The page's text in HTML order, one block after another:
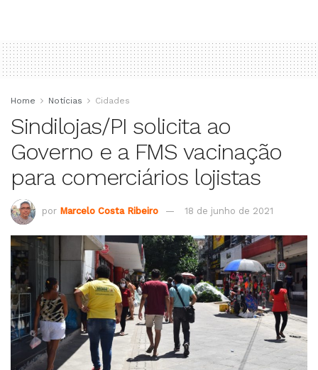
Home Notícias Cidades
Sindilojas/PI solicita ao
Governo e a FMS vacinação
para comerciários lojistas
por Marcelo Costa Ribeiro 18 de junho de 2021